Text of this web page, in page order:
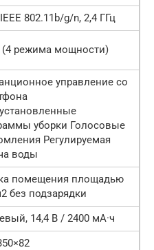
802.11b/g/n, 2,4 ГГц
(4 режима мощности)
управление со
уборки Голосовые
Регулируемая
воды
помещения площадью
без подзарядки
14,4 В / 2400 мА·ч